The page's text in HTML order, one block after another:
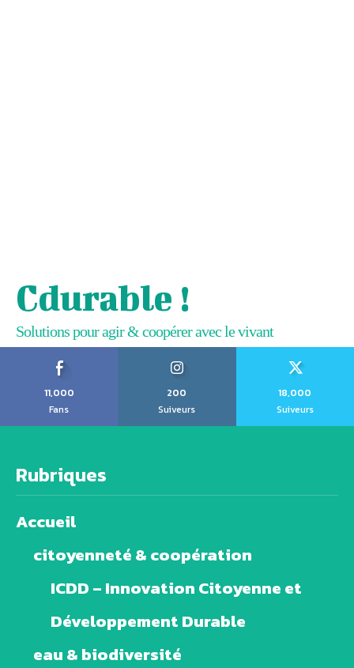
Cdurable !
Solutions pour agir & coopérer avec le vivant
11,000
Fans
200
Suiveurs
18,000
Suiveurs
Rubriques
Accueil
citoyenneté & coopération
ICDD – Innovation Citoyenne et
Développement Durable
eau & biodiversité